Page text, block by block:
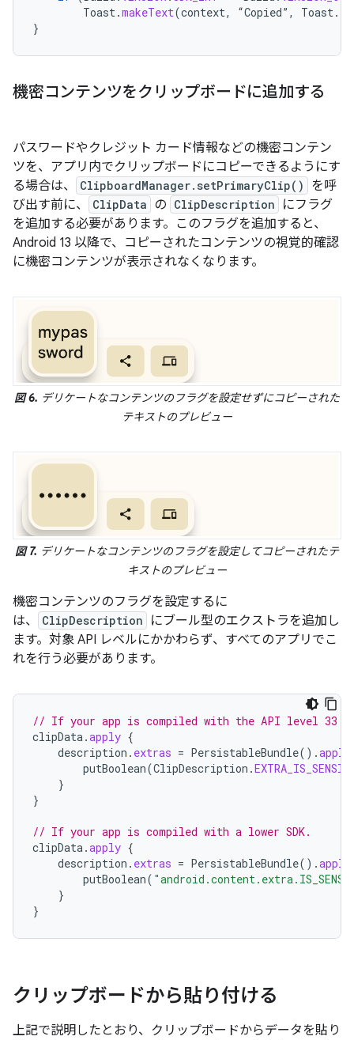
Toast.makeText(context, “Copied” , Toast.
}
機密コンテンツをクリップボードに追加する
パスワードやクレジット カード情報などの機密コンテン
ツを、アプリ内でクリップボードにコピーできるようにす
る場合は、
ClipboardManager.setPrimaryClip()
を呼
び出す前に、
ClipData の ClipDescription
にフラグ
を追加する必要があります。このフラグを追加すると、
Android 13 以降で、コピーされたコンテンツの視覚的確認
に機密コンテンツが表示されなくなります。
図 6. デリケートなコンテンツのフラグを設定せずにコピーされた
テキストのプレビュー
図 7. デリケートなコンテンツのフラグを設定してコピーされたテ
キストのプレビュー
機密コンテンツのフラグを設定するに
は、
ClipDescription
にブール型のエクストラを追加し
ます。対象 API レベルにかかわらず、すべてのアプリでこ
れを行う必要があります。
// If your app is compiled with the API level 33
clipData.apply {
description . extras = PersistableBundle().apply
putBoolean(ClipDescription .
}
}
// If your app is compiled with a lower SDK.
clipData.apply {
description . extras = PersistableBundle().apply
putBoolean(
}
}
クリップボードから貼り付ける
上記で説明したとおり、クリップボードからデータを貼り